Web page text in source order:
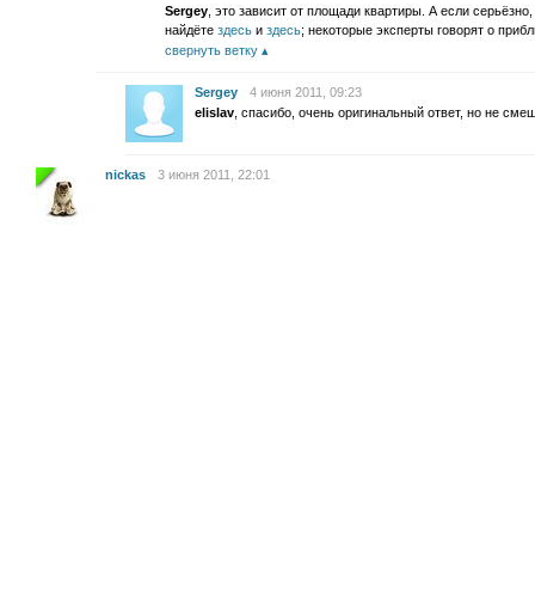
Sergey , это зависит от площади квартиры. А если
найдёте здесь и здесь; некоторые эксперты говорят о
свернуть ветку
Sergey
4 июня 2011, 09:23
elislav , спасибо, очень оригинальный ответ, но не
nickas 3 июня 2011, 22:01